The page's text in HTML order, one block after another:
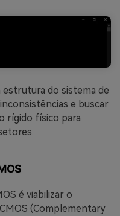
estrutura do sistema de
e buscar
rígido físico para
é viabilizar o
(Complementary